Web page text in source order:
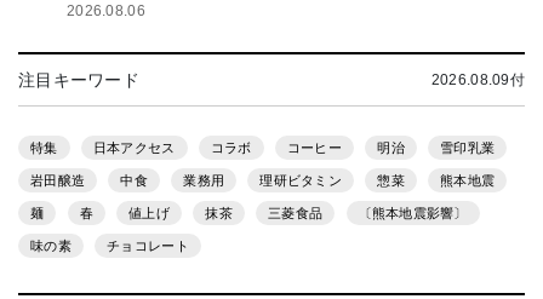
2026.08.06
注目キーワード 2026.08.09付
特集 日本アクセス コラボ コーヒー 明治 雪印乳業
岩田醸造 中食 業務用 理研ビタミン 惣菜 熊本地震
麺 春 値上げ 抹茶 三菱食品 〔熊本地震影響〕
味の素 チョコレート